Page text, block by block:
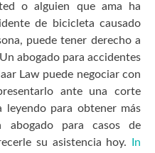
o alguien que ama ha
de bicicleta causado
puede tener derecho a
abogado para accidentes
Law puede negociar con
ante una corte
leyendo para obtener más
abogado para casos de
su asistencia hoy.
In